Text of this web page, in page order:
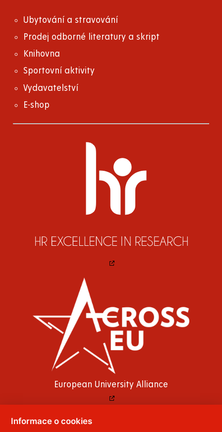
Ubytování a stravování
Prodej odborné literatury a skript
Knihovna
Sportovní aktivity
Vydavatelství
E-shop
European University Alliance
Informace o cookies